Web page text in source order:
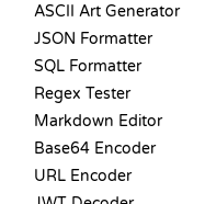
ASCII Art Generator
JSON Formatter
SQL Formatter
Regex Tester
Markdown Editor
Base64 Encoder
URL Encoder